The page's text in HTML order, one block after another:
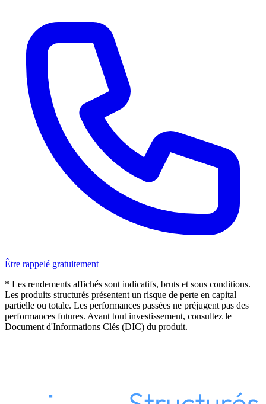
Être rappelé gratuitement
* Les rendements affichés sont indicatifs, bruts et sous conditions.
Les produits structurés présentent un risque de perte en capital
partielle ou totale. Les performances passées ne préjugent pas des
performances futures. Avant tout investissement, consultez le
Document d'Informations Clés (DIC) du produit.